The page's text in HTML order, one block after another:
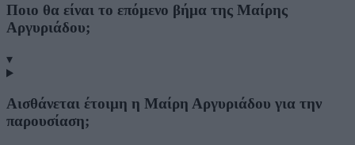
Ποιο θα είναι το επόμενο βήμα της Μαίρης
Αργυριάδου;
▾
Αισθάνεται έτοιμη η Μαίρη Αργυριάδου για την
παρουσίαση;